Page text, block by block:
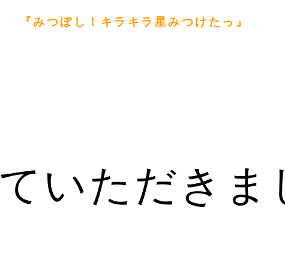
『みつぼし！キラキラ星みつけたっ』
いただきま